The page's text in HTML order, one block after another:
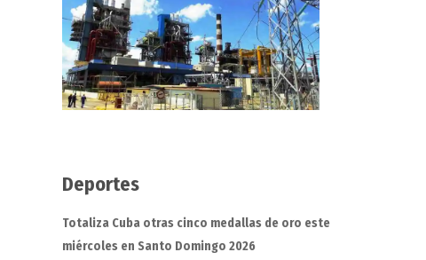
Deportes
Totaliza Cuba otras cinco medallas de oro este
miércoles en Santo Domingo 2026